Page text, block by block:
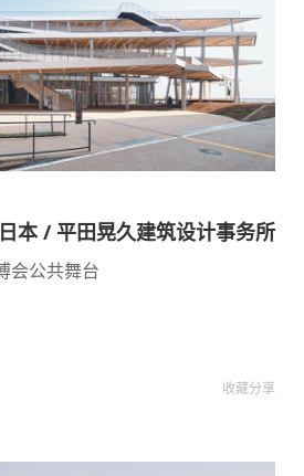
本 / 平田晃久建筑设计事务所
会公共舞台
收藏分享